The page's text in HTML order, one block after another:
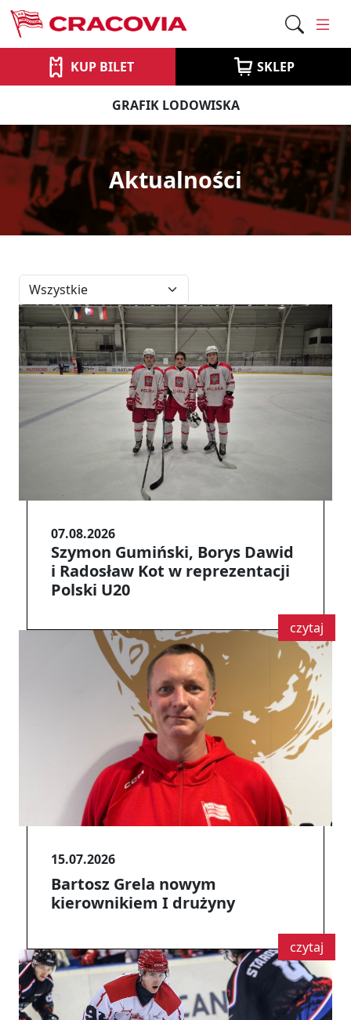
KUP BILET SKLEP
GRAFIK LODOWISKA
Aktualności
07.08.2026
Szymon Gumiński, Borys Dawid
i Radosław Kot w reprezentacji
Polski U20
czytaj
15.07.2026
Bartosz Grela nowym
kierownikiem I drużyny
czytaj